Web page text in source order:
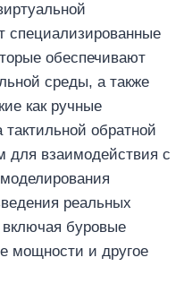
специализированные
обеспечивают
среды, а также
как ручные
обратной
для взаимодействия с
реальных
буровые
мощности и другое